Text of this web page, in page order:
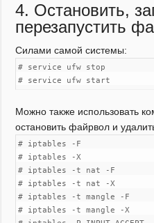
4. Остановить,
перезапустить
Силами самой системы:
# service ufw stop
# service ufw start
Можно также использовать
остановить файрвол и
# iptables -F
# iptables -X
# iptables -t nat -F
# iptables -t nat -X
# iptables -t mangle -F
# iptables -t mangle -X